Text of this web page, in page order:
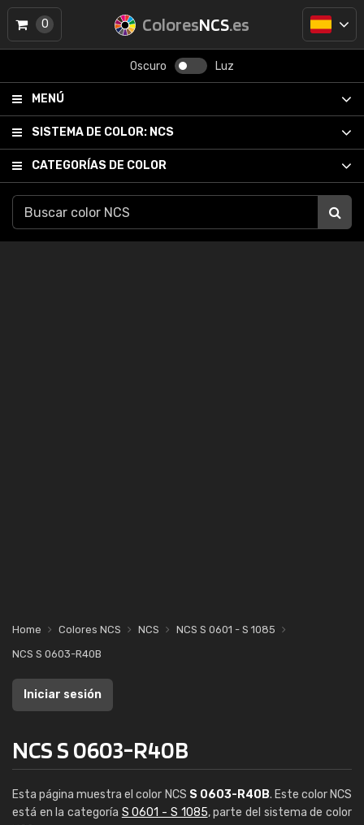
ColoresNCS.es
Oscuro Luz
MENÚ
SISTEMA DE COLOR: NCS
CATEGORÍAS DE COLOR
0
Home Colores NCS NCS
NCS S 0601 - S 1085
NCS S 0603-R40B
Iniciar sesión
NCS S 0603-R40B
Esta página muestra el color NCS S 0603-R40B. Este color NCS
está en la categoría S 0601 - S 1085, parte del sistema de color